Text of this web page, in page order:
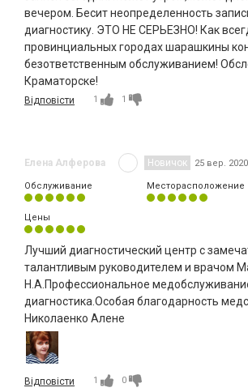
вечером. Бесит неопределенность
диагностику. ЭТО НЕ СЕРЬЕЗНО! Как
провинциальных городах шарашкины
безответственным обслуживанием!
Краматорске!
Відповісти 1 1
Елена Алферова Новичок 25 вер.
Обслуживание Месторасположение
Цены
Лучший диагностический центр с
талантливым руководителем и врачом
Н.А.Профессиональное
диагностика.Особая благодарность
Николаенко Алене
Відповісти 1 0